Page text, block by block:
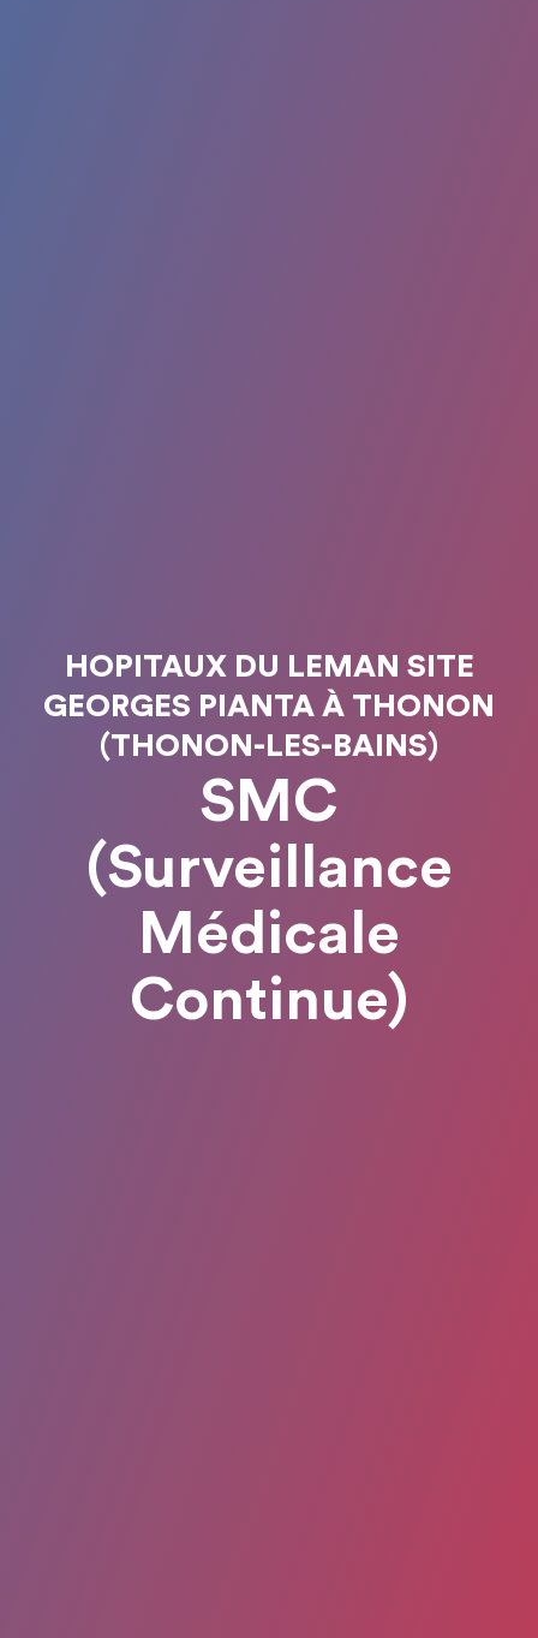
HOPITAUX DU LEMAN SITE
GEORGES PIANTA À THONON
(THONON-LES-BAINS)
SMC
(Surveillance
Médicale
Continue)